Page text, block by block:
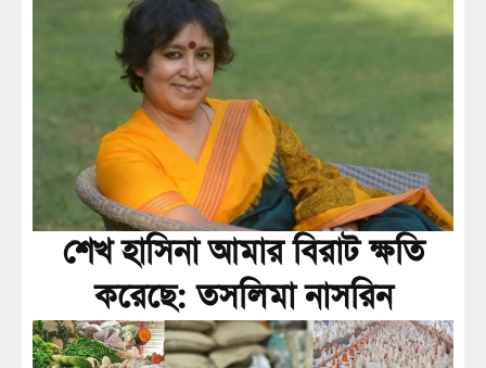
শেখ হাসিনা আমার বিরাট ক্ষতি
করেছে: তসলিমা নাসরিন